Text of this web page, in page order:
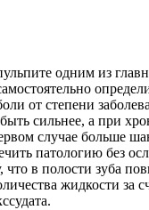
одним из
от степени
сильнее, а при
случае больше
патологию без
что в полости зуба
жидкости за